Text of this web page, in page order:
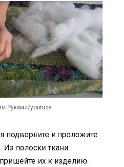
Руками/youtube
подверните и проложите
полоски ткани
их к изделию.